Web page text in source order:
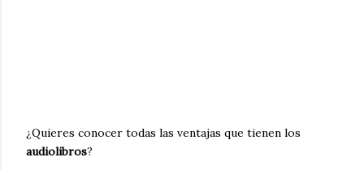
¿Quieres conocer todas las ventajas que tienen los
audiolibros?